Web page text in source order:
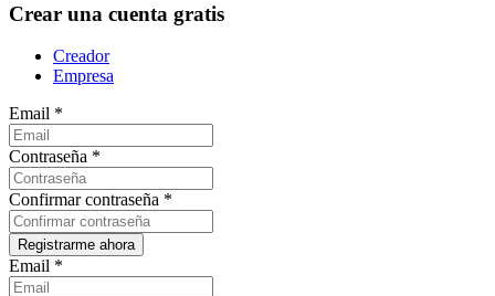
Crear una cuenta gratis
Creador
Empresa
Email *
Contraseña *
Confirmar contraseña *
Email *